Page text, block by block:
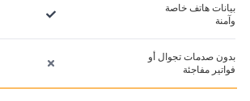
بيانات هاتف خاصة
وآمنة
بدون صدمات تجوال أو
فواتير مفاجئة